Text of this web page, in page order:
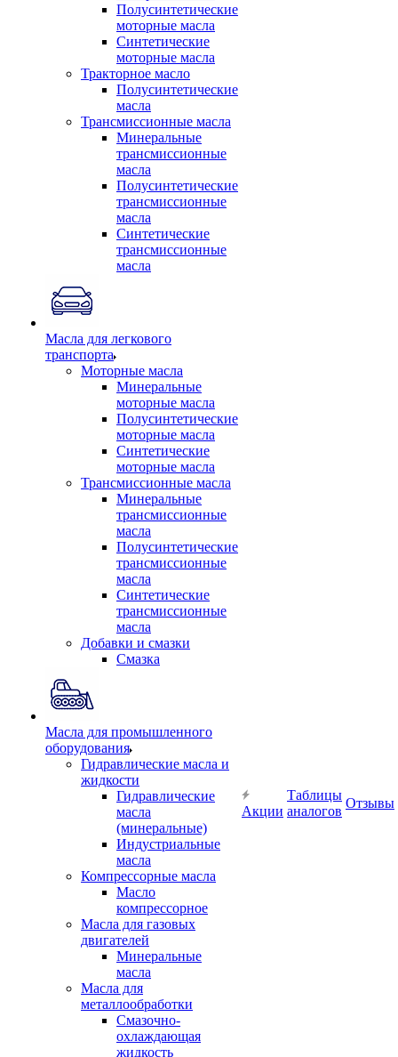
Полусинтетические
моторные масла
Синтетические
моторные масла
Тракторное масло
Полусинтетические
масла
Трансмиссионные масла
Минеральные
трансмиссионные
масла
Полусинтетические
трансмиссионные
масла
Синтетические
трансмиссионные
масла
Масла для легкового
транспорта
Моторные масла
Минеральные
моторные масла
Полусинтетические
моторные масла
Синтетические
моторные масла
Трансмиссионные масла
Минеральные
трансмиссионные
масла
Полусинтетические
трансмиссионные
масла
Синтетические
трансмиссионные
масла
Добавки и смазки
Смазка
Масла для промышленного
оборудования
Гидравлические масла и
жидкости
Гидравлические
масла
(минеральные)
Индустриальные
масла
Компрессорные масла
Масло
компрессорное
Масла для газовых
двигателей
Минеральные
масла
Масла для
металлообработки
Смазочно-
охлаждающая
жидкость
Акции
Таблицы
аналогов
Отзывы